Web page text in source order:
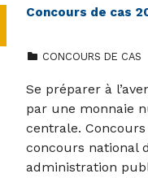
Concours de cas
CONCOURS DE CAS
Se préparer à
par une monnaie
centrale. Concours
concours national
administration